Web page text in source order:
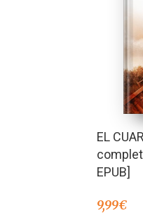
EL
EPUB]
9,99€